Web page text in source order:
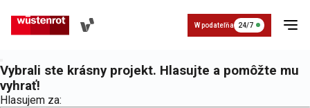
W podateľňa 24/7
Vybrali ste krásny projekt. Hlasujte a pomôžte mu
vyhrať!
Hlasujem za: